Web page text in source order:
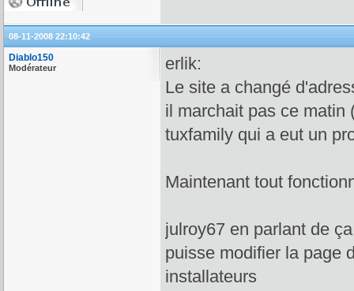
08-11-2008 22:10:42
Diablo150
Modérateur
erlik:
Le site a changé
il marchait pas ce matin
tuxfamily qui a eut un
Maintenant tout
julroy67 en parlant de
puisse modifier la page
installateurs